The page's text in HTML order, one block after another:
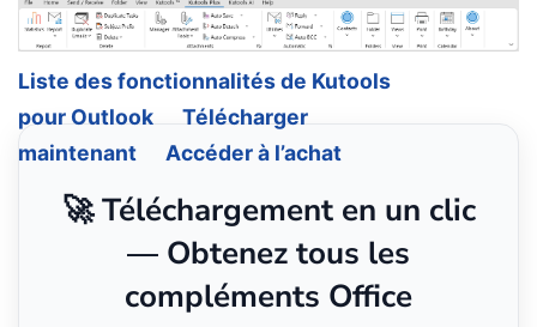
Liste des fonctionnalités de Kutools
pour Outlook
Télécharger
maintenant
Accéder à l’achat
🚀 Téléchargement en un clic
— Obtenez tous les
compléments Office